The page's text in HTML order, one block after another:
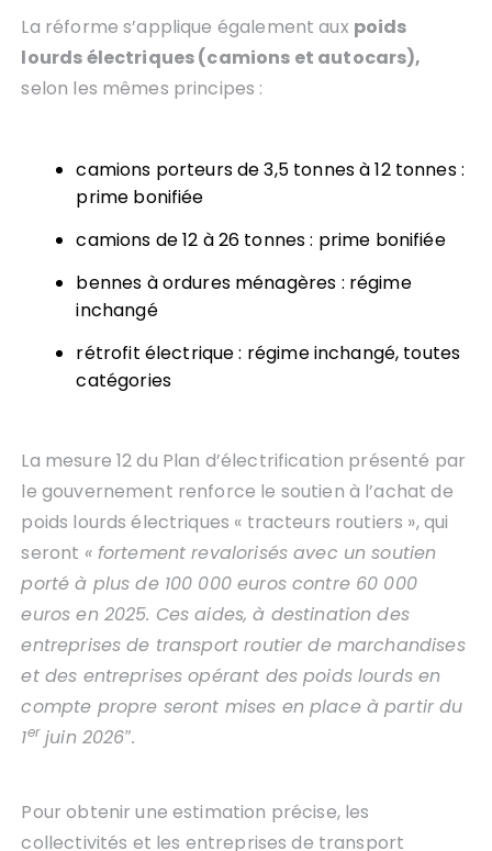
La réforme s’applique également aux poids
lourds électriques (camions et autocars),
selon les mêmes principes :
camions porteurs de 3,5 tonnes à 12 tonnes :
prime bonifiée
camions de 12 à 26 tonnes : prime bonifiée
bennes à ordures ménagères : régime
inchangé
rétrofit électrique : régime inchangé, toutes
catégories
La mesure 12 du Plan d’électrification présenté par
le gouvernement renforce le soutien à l’achat de
poids lourds électriques « tracteurs routiers », qui
seront « fortement revalorisés avec un soutien
porté à plus de 100 000 euros contre 60 000
euros en 2025. Ces aides, à destination des
entreprises de transport routier de marchandises
et des entreprises opérant des poids lourds en
compte propre seront mises en place à partir du
1erjuin 2026″.
Pour obtenir une estimation précise, les
collectivités et les entreprises de transport